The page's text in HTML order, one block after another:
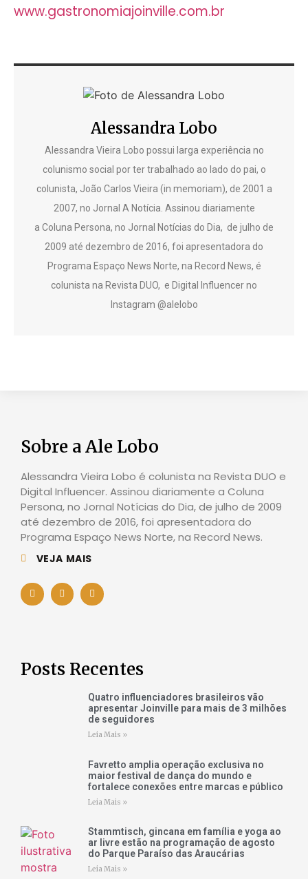
www.gastronomiajoinville.com.br
Alessandra Lobo
Alessandra Vieira Lobo possui larga experiência no
colunismo social por ter trabalhado ao lado do pai, o
colunista, João Carlos Vieira (in memoriam), de 2001 a
2007, no Jornal A Notícia. Assinou diariamente
a Coluna Persona, no Jornal Notícias do Dia, de julho de
2009 até dezembro de 2016, foi apresentadora do
Programa Espaço News Norte, na Record News, é
colunista na Revista DUO, e Digital Influencer no
Instagram @alelobo
Sobre a Ale Lobo
Alessandra Vieira Lobo é colunista na Revista DUO e
Digital Influencer. Assinou diariamente a Coluna
Persona, no Jornal Notícias do Dia, de julho de 2009
até dezembro de 2016, foi apresentadora do
Programa Espaço News Norte, na Record News.
VEJA MAIS
Posts Recentes
Quatro influenciadores brasileiros vão
apresentar Joinville para mais de 3 milhões
de seguidores
Leia Mais »
Favretto amplia operação exclusiva no
maior festival de dança do mundo e
fortalece conexões entre marcas e público
Leia Mais »
Stammtisch, gincana em família e yoga ao
ar livre estão na programação de agosto
do Parque Paraíso das Araucárias
Leia Mais »